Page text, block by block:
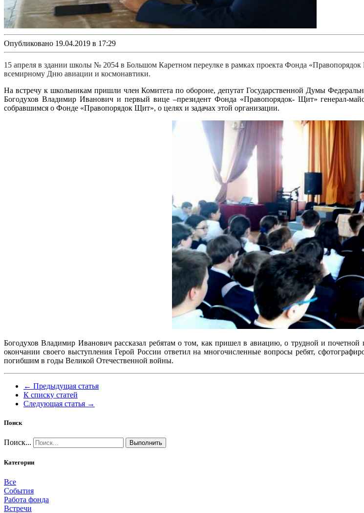
Опубликовано 19.04.2019 в 17:29
15 апреля в здании школы № 2054 в Большом Каретном переулке в рамках проекта Фонда
всемирному Дню авиации и космонавтики.
На встречу к школьникам пришли член Комитета по обороне, депутат Государственной Думы
Богодухов Владимир Иванович и первый вице –президент Фонда «Правопорядок- Щит» генерал-
собравшимся о Фонде «Правопорядок Щит», о целях и задачах этой организации.
Богодухов Владимир Иванович рассказал ребятам о том, как пришел в авиацию, о трудной и
окончании своего выступления Герой России ответил на многочисленные вопросы ребят,
погибшим в годы Великой Отечественной войны.
← Предыдущая статья
К списку статей
Следующая статья →
Поиск
Поиск... Выполнить
Категории
Все
События
Работа фонда
Встречи